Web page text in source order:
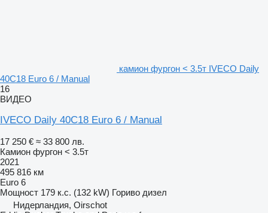
камион фургон < 3.5т IVECO Daily
40C18 Euro 6 / Manual
16
ВИДЕО
IVECO Daily 40C18 Euro 6 / Manual
17 250 € ≈ 33 800 лв.
Камион фургон < 3.5т
2021
495 816 км
Euro 6
Мощност 179 к.с. (132 kW) Гориво дизел
Нидерландия, Oirschot